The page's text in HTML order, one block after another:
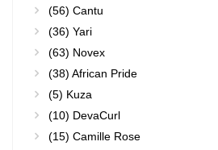
(56) Cantu
(36) Yari
(63) Novex
(38) African Pride
(5) Kuza
(10) DevaCurl
(15) Camille Rose